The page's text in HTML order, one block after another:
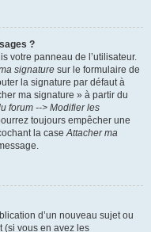
?
votre panneau de l’utilisateur.
signature sur le formulaire de
la signature par défaut à
ma signature » à partir du
forum --> Modifier les
toujours empêcher une
la caseAttacher ma
d’un nouveau sujet ou
(si vous en avez les